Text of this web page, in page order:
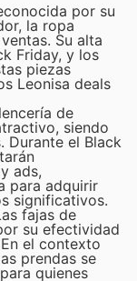
por su
la ropa
Su alta
Friday, y los
piezas
Leonisa deals
de
siendo
Durante el Black
ads,
para adquirir
significativos.
fajas de
su efectividad
el contexto
prendas se
quienes